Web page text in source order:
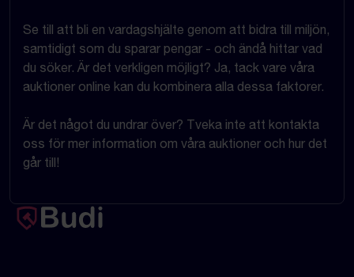
Se till att bli en vardagshjälte genom att bidra till miljön,
samtidigt som du sparar pengar - och ändå hittar vad
du söker. Är det verkligen möjligt? Ja, tack vare våra
auktioner online kan du kombinera alla dessa faktorer.
Är det något du undrar över? Tveka inte att kontakta
oss för mer information om våra auktioner och hur det
går till!